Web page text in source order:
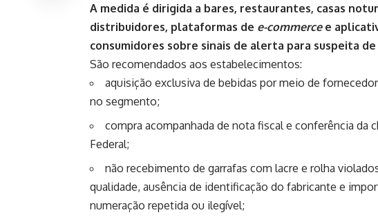
A medida é dirigida a bares, restaurantes, casas
distribuidores, plataformas de e-commercee
consumidores sobre sinais de alerta para suspeita
São recomendados aos estabelecimentos:
aquisição exclusiva de bebidas por meio de
no segmento;
compra acompanhada de nota fiscal e conferência da
Federal;
não recebimento de garrafas com lacre e rolha
qualidade, ausência de identificação do fabricante e
numeração repetida ou ilegível;